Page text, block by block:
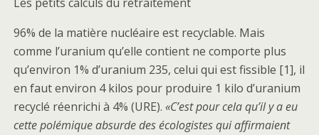
96% de la matière nucléaire est recyclable. Mais
comme l’uranium qu’elle contient ne comporte plus
qu’environ 1% d’uranium 235, celui qui est fissible [1], il
en faut environ 4 kilos pour produire 1 kilo d’uranium
recyclé réenrichi à 4% (URE). «C’est pour cela qu’il y a eu
cette polémique absurde des écologistes qui affirmaient